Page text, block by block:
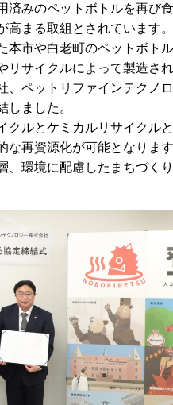
みのペットボトルを再び
まる取組とされています。
市や白老町のペットボト
サイクルによって製造さ
ペットリファインテクノ
ました。
ルとケミカルリサイクル
再資源化が可能となります
環境に配慮したまちづく